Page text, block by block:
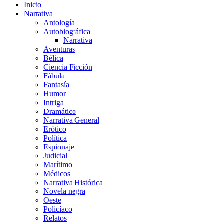
Inicio
Narrativa
Antología
Autobiográfica
Narrativa
Aventuras
Bélica
Ciencia Ficción
Fábula
Fantasía
Humor
Intriga
Dramático
Narrativa General
Erótico
Política
Espionaje
Judicial
Marítimo
Médicos
Narrativa Histórica
Novela negra
Oeste
Policíaco
Relatos